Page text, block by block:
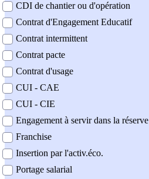
CDI de chantier ou d'opération
Contrat d'Engagement Educatif
Contrat intermittent
Contrat pacte
Contrat d'usage
CUI - CAE
CUI - CIE
Engagement à servir dans la réserve
Franchise
Insertion par l'activ.éco.
Portage salarial